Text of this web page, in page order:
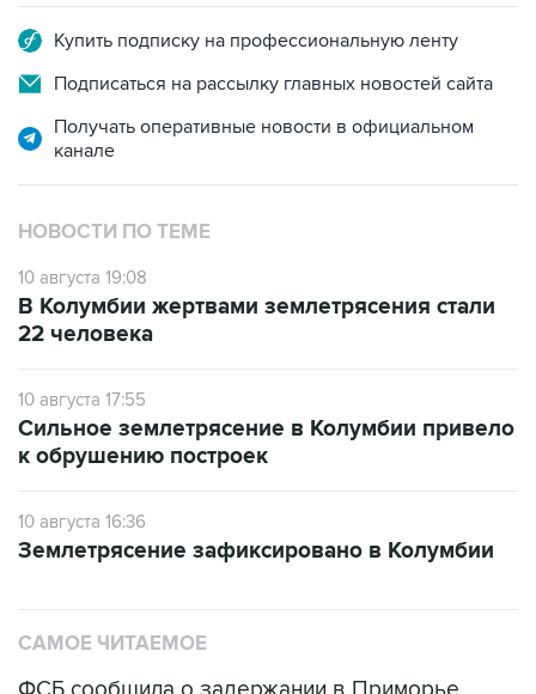
Купить подписку на профессиональную ленту
Подписаться на рассылку главных новостей сайта
Получать оперативные новости в официальном
канале
НОВОСТИ ПО ТЕМЕ
10 августа 19:08
В Колумбии жертвами землетрясения стали
22 человека
10 августа 17:55
Сильное землетрясение в Колумбии привело
к обрушению построек
10 августа 16:36
Землетрясение зафиксировано в Колумбии
САМОЕ ЧИТАЕМОЕ